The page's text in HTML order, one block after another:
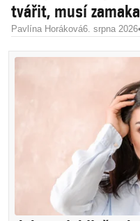
tvářit, musí
Pavlína Horáková6. srpna 2026